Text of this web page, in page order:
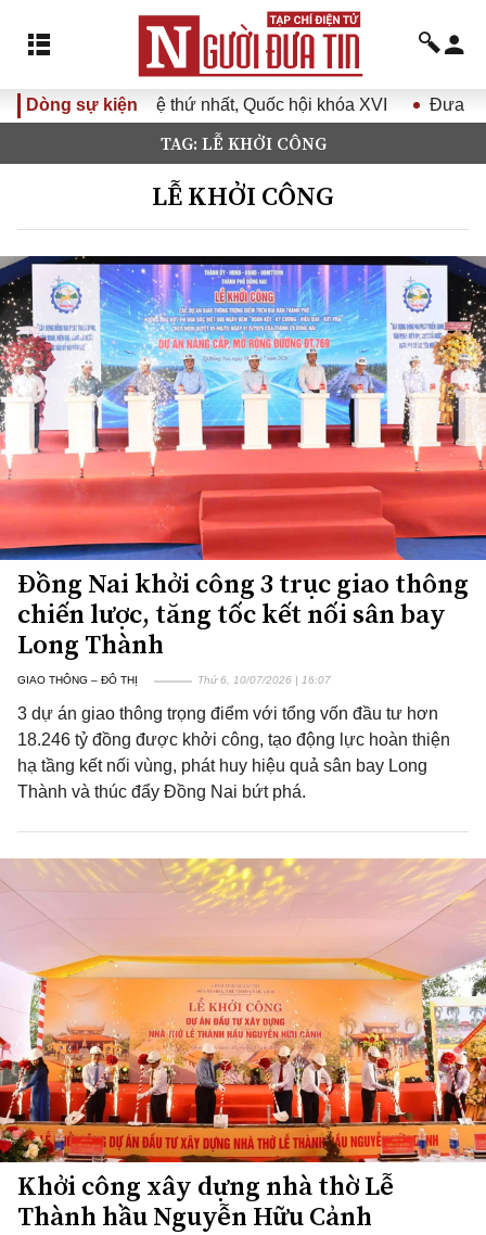
Dòng sự kiện
nhất, Quốc hội khóa XVI Đưa Nghị quyết Đại hội Đảng
TAG: LỄ KHỞI CÔNG
LỄ KHỞI CÔNG
Đồng Nai khởi công 3 trục giao thông
chiến lược, tăng tốc kết nối sân bay
Long Thành
GIAO THÔNG – ĐÔ THỊ Thứ 6, 10/07/2026 | 16:07
3 dự án giao thông trọng điểm với tổng vốn đầu tư hơn
18.246 tỷ đồng được khởi công, tạo động lực hoàn thiện
hạ tầng kết nối vùng, phát huy hiệu quả sân bay Long
Thành và thúc đẩy Đồng Nai bứt phá.
Khởi công xây dựng nhà thờ Lễ
Thành hầu Nguyễn Hữu Cảnh